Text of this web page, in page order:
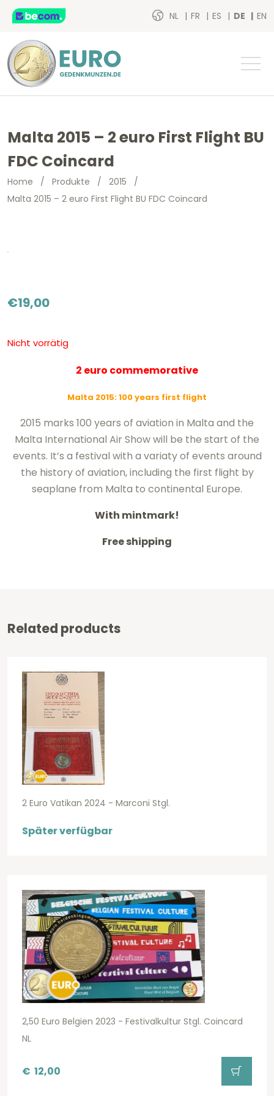
NL FR ES DE EN
Malta 2015 – 2 euro First Flight BU
FDC Coincard
Home / Produkte / 2015 /
Malta 2015 – 2 euro First Flight BU FDC Coincard
€19,00
Nicht vorrätig
2 euro commemorative
Malta 2015: 100 years first flight
2015 marks 100 years of aviation in Malta and the
Malta International Air Show will be the start of the
events. It’s a festival with a variaty of events around
the history of aviation, including the first flight by
seaplane from Malta to continental Europe.
With mintmark!
Free shipping
Related products
2 Euro Vatikan 2024 - Marconi Stgl.
Später verfügbar
2,50 Euro Belgien 2023 - Festivalkultur Stgl. Coincard
NL
€ 12,00